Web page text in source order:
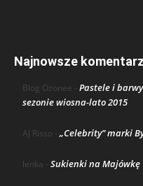
Najnowsze
Blog Ozonee - Pastele i
sezonie wiosna-lato 2015
AJ Risso - „Celebrity” marki
lenka - Sukienki na Majówkę